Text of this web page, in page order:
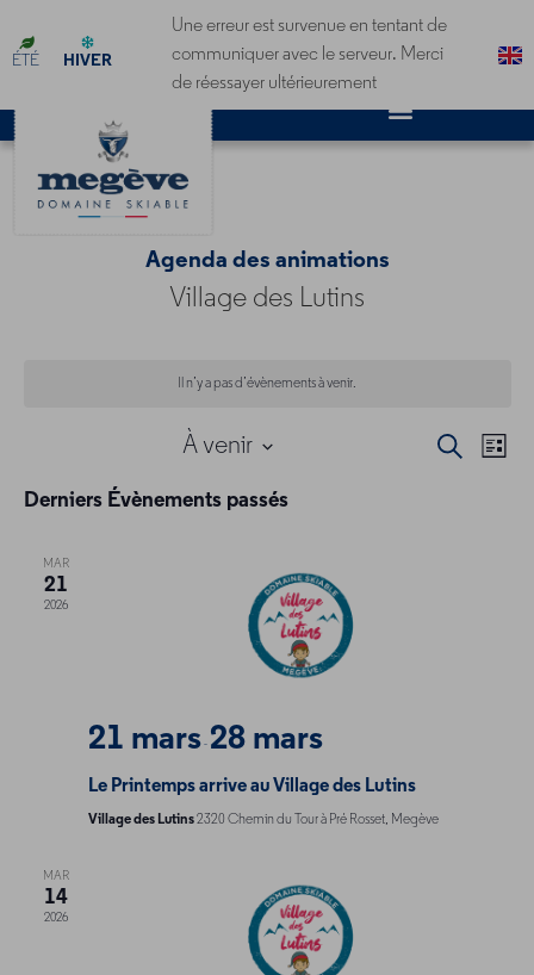
ÉTÉ HIVER
Une erreur est survenue en tentant de
communiquer avec le serveur. Merci
de réessayer ultérieurement
Village des Lutins
Il n’y a pas d’évènements à venir.
Recherche
Liste
À venir
une
date.
Derniers Évènements passés
MAR
21
2026
21 mars- 28 mars
Le Printemps arrive au Village des Lutins
Village des Lutins2320 Chemin du Tour à Pré Rosset, Megève
MAR
14
2026
Personnaliser vos cookies